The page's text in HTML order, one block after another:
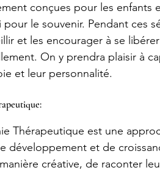
conçues pour les enfants
pour le souvenir. Pendant ces
et les encourager à se
On y prendra plaisir à
et leur personnalité.
Thérapeutique est une
développement et de
créative, de raconter